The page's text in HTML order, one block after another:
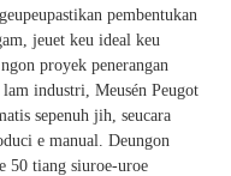
pembentukan
jeuet keu ideal keu
proyek penerangan
lam industri, Meusén Peugot
sepenuh jih, seucara
e manual. Deungon
50 tiang siuroe-uroe